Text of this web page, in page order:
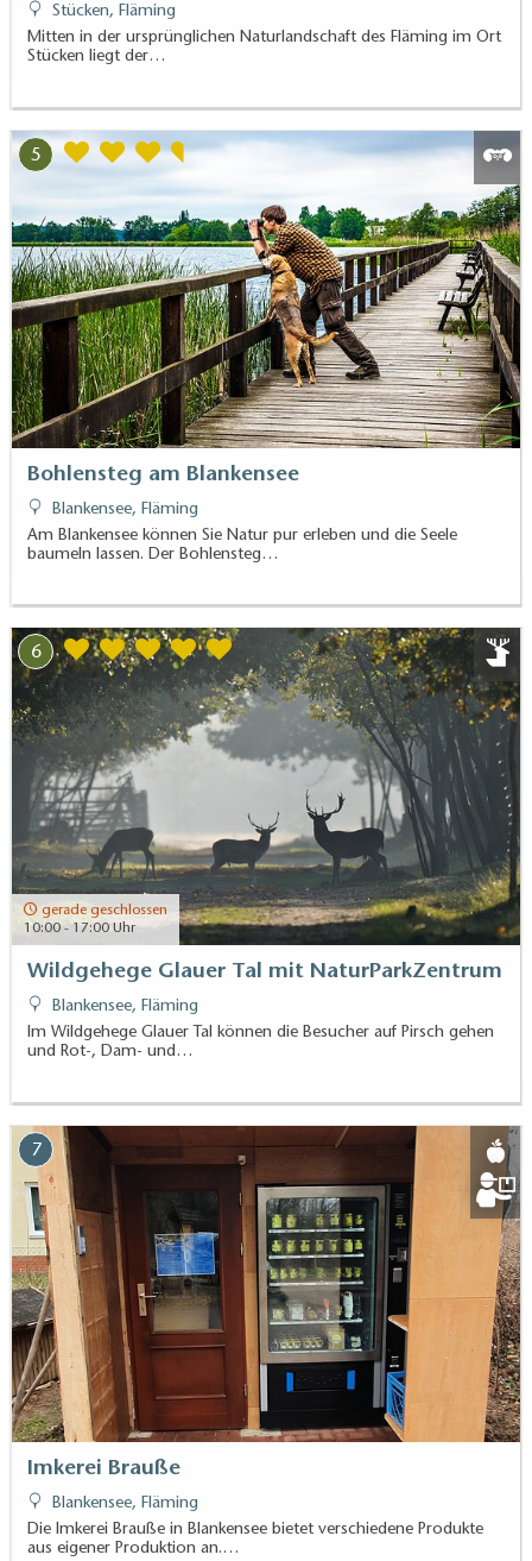
Stücken, Fläming
Mitten in der ursprünglichen Naturlandschaft des Fläming im Ort
Stücken liegt der…
5
Bohlensteg am Blankensee
Blankensee, Fläming
Am Blankensee können Sie Natur pur erleben und die Seele
baumeln lassen. Der Bohlensteg…
6
gerade geschlossen
10:00 - 17:00 Uhr
Wildgehege Glauer Tal mit NaturParkZentrum
Blankensee, Fläming
Im Wildgehege Glauer Tal können die Besucher auf Pirsch gehen
und Rot-, Dam- und…
7
Imkerei Brauße
Blankensee, Fläming
Die Imkerei Brauße in Blankensee bietet verschiedene Produkte
aus eigener Produktion an.…